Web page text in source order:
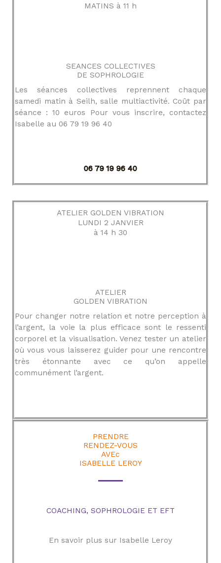
MATINS à 11 h
SEANCES COLLECTIVES
DE SOPHROLOGIE
Les séances collectives reprennent chaque
samedi matin à Seilh, salle multiactivité. Coût par
séance : 10 euros Pour vous inscrire, contactez
Isabelle au 06 79 19 96 40
06 79 19 96 40
ATELIER GOLDEN VIBRATION
LUNDI 2 JANVIER
à 14 h 30
ATELIER
GOLDEN VIBRATION
Pour changer notre relation et notre perception à
l’argent, la voie la plus efficace sont le ressenti
corporel et la visualisation. Venez tester un atelier
où vous vous laisserez guider pour une rencontre
très étonnante avec ce qu’on appelle
communément l’argent.
PRENDRE
RENDEZ-VOUS
AVEc
ISABELLE LEROY
COACHING, SOPHROLOGIE ET EFT
En savoir plus sur Isabelle Leroy